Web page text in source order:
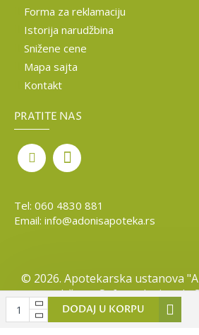
DODAJ U KORPU
Forma za reklamaciju
Istorija narudžbina
Snižene cene
Mapa sajta
Kontakt
PRATITE NAS
Tel: 060 4830 881
Email: info@adonisapoteka.rs
© 2026. Apotekarska ustanova
zadržana. Softverska izrada